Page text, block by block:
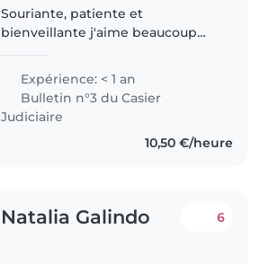
Souriante, patiente et
bienveillante j'aime beaucoup
garde régulièrement un enfant
de CP et sa sœur en maternelle.
Je les accompagne dans les
devoirs,..
Expérience: < 1 an
Bulletin n°3 du Casier
Judiciaire
10,50 €/heure
Natalia Galindo 6